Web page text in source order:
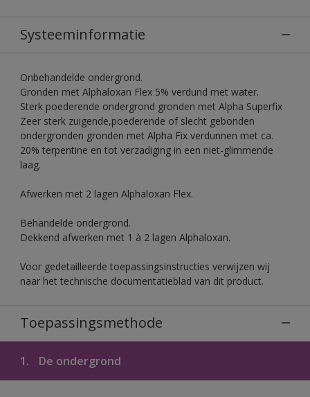
Systeeminformatie
Onbehandelde ondergrond.
Gronden met Alphaloxan Flex 5% verdund met water.
Sterk poederende ondergrond gronden met Alpha Superfix
Zeer sterk zuigende,poederende of slecht gebonden
ondergronden gronden met Alpha Fix verdunnen met ca.
20% terpentine en tot verzadiging in een niet-glimmende
laag.
Afwerken met 2 lagen Alphaloxan Flex.
Behandelde ondergrond.
Dekkend afwerken met 1 à 2 lagen Alphaloxan.
Voor gedetailleerde toepassingsinstructies verwijzen wij
naar het technische documentatieblad van dit product.
Toepassingsmethode
1. De ondergrond